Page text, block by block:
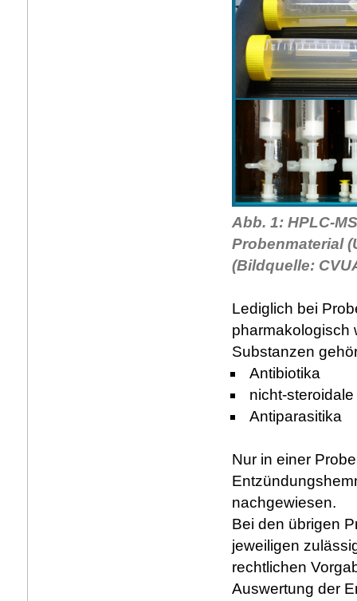
Abb. 1: HPLC-
Probenmaterial
(Bildquelle:
Lediglich bei
pharmakologisch
Substanzen
Antibiotika
nicht-
Antiparasitika
Nur in einer
nachgewiesen.
Bei den übrigen
jeweiligen
rechtlichen
Auswertung der